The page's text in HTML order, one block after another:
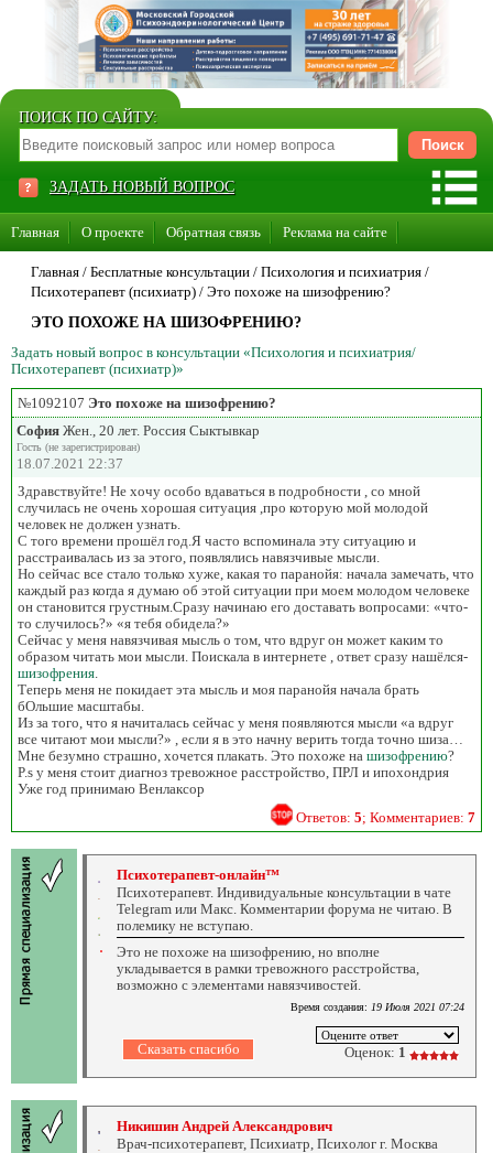
ПОИСК ПО САЙТУ:
ЗАДАТЬ НОВЫЙ ВОПРОС
Главная О проекте Обратная связь Реклама на сайте
Стать консультантом нашего сайта
Главная / Бесплатные консультации / Психология и психиатрия /
Психотерапевт (психиатр) / Это похоже на шизофрению?
ЭТО ПОХОЖЕ НА ШИЗОФРЕНИЮ?
Задать новый вопрос в консультации «Психология и психиатрия/
Психотерапевт (психиатр)»
№1092107 Это похоже на шизофрению?
София Жен., 20 лет. Россия Сыктывкар
Гость (не зарегистрирован)
18.07.2021 22:37
Здравствуйте! Не хочу особо вдаваться в подробности , со мной
случилась не очень хорошая ситуация ,про которую мой молодой
человек не должен узнать.
С того времени прошёл год.Я часто вспоминала эту ситуацию и
расстраивалась из за этого, появлялись навязчивые мысли.
Но сейчас все стало только хуже, какая то паранойя: начала замечать, что
каждый раз когда я думаю об этой ситуации при моем молодом человеке
он становится грустным.Сразу начинаю его доставать вопросами: «что-
то случилось?» «я тебя обидела?»
Сейчас у меня навязчивая мысль о том, что вдруг он может каким то
образом читать мои мысли. Поискала в интернете , ответ сразу нашёлся-
шизофрения
Теперь меня не покидает эта мысль и моя паранойя начала брать
бОльшие масштабы.
Из за того, что я начиталась сейчас у меня появляются мысли «а вдруг
все читают мои мысли?» , если я в это начну верить тогда точно шиза…
Мне безумно страшно, хочется плакать. Это похоже на шизофрению?
P.s у меня стоит диагноз тревожное расстройство, ПРЛ и ипохондрия
Уже год принимаю Венлаксор
Ответов: 5; Комментариев: 7
Психотерапевт-онлайн™
Психотерапевт. Индивидуальные консультации в чате
Telegram или Макс. Комментарии форума не читаю. В
полемику не вступаю.
Это не похоже на шизофрению, но вполне
укладывается в рамки тревожного расстройства,
возможно с элементами навязчивостей.
Время создания: 19 Июля 2021 07:24
Оценок: 1
Никишин Андрей Александрович
Врач-психотерапевт, Психиатр, Психолог г. Москва